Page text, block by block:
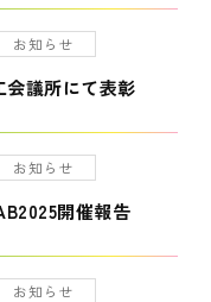
お知らせ
会議所にて表彰
お知らせ
開催報告
お知らせ